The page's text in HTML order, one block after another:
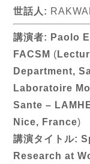
世話人:
講演者: Paolo
FACSM (
Department,
Laboratoire
Sante –
Nice, France)
講演タイトル:
Research at